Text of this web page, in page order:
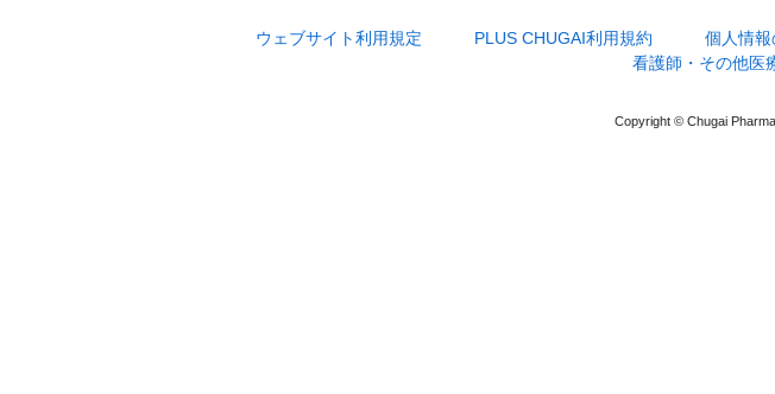
ウェブサイト利用規定 PLUS CHUGAI利用規約 個人情
看護師・その他医
Copyright © Chugai